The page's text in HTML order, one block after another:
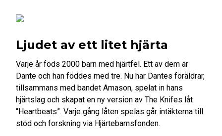
Ljudet av ett litet hjärta
Varje år föds 2000 barn med hjärtfel. Ett av dem är
Dante och han föddes med tre. Nu har Dantes föräldrar,
tillsammans med bandet Amason, spelat in hans
hjärtslag och skapat en ny version av The Knifes låt
“Heartbeats”. Varje gång låten spelas går intäkterna till
stöd och forskning via Hjärtebarnsfonden.